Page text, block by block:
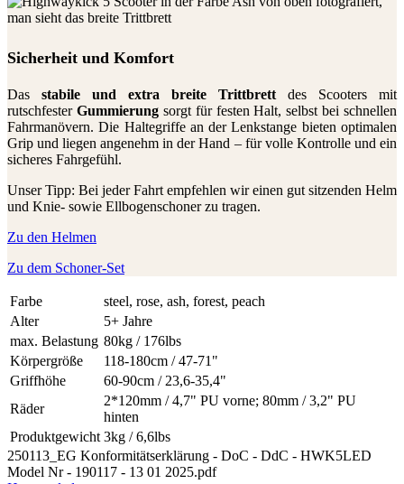
Sicherheit und Komfort
Das stabile und extra breite Trittbrett des Scooters mit
rutschfester Gummierungsorgt für festen Halt, selbst bei schnellen
Fahrmanövern. Die Haltegriffe an der Lenkstange bieten optimalen
Grip und liegen angenehm in der Hand – für volle Kontrolle und ein
sicheres Fahrgefühl.
Unser Tipp: Bei jeder Fahrt empfehlen wir einen gut sitzenden Helm
und Knie- sowie Ellbogenschoner zu tragen.
Zu den Helmen
Zu dem Schoner-Set
Farbe steel, rose, ash, forest, peach
Alter
5+ Jahre
max. Belastung 80kg / 176lbs
Körpergröße
118-180cm / 47-71"
Griffhöhe
60-90cm / 23,6-35,4"
Räder
2*120mm / 4,7" PU vorne; 80mm / 3,2" PU
hinten
Produktgewicht 3kg / 6,6lbs
250113_EG Konformitätserklärung - DoC - DdC - HWK5LED
Model Nr - 190117 - 13 01 2025.pdf